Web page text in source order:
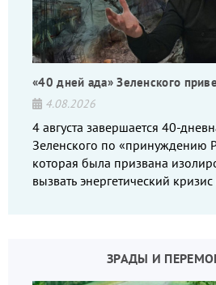
«40 дней ада» Зеленского
4.08.2026
4 августа завершается 40-
Зеленского по «принуждению
которая была призвана
вызвать энергетический
ЗРАДЫ И